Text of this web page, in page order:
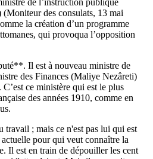
des consulats, 13 mai
la création d’un programme
qui provoqua l’opposition
Il est à nouveau ministre de
des Finances (Maliye Nezâreti)
ce ministère qui est le plus
des années 1910, comme en
travail ; mais ce n'est pas lui qui est
pour qui veut connaître la
Il est en train de dépouiller les cent